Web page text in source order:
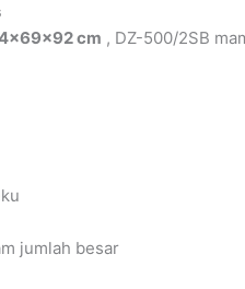
cm , DZ-500/2SB
jumlah besar